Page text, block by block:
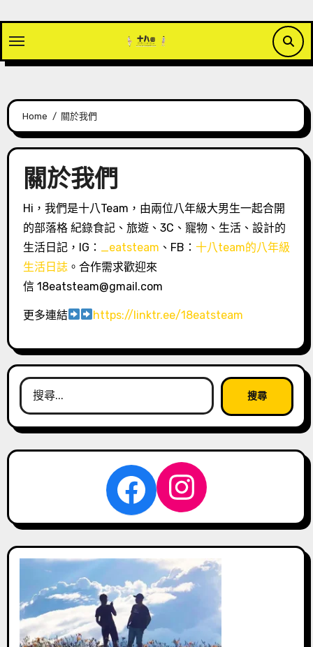
content
Home 關於我們
關於我們
Hi，我們是十八Team，由兩位八年級大男生一起合開
的部落格 紀錄食記、旅遊、3C、寵物、生活、設計的
生活日記，IG：
_eatsteam 、FB： 十八team的八年級
生活日誌。合作需求歡迎來
信 18eatsteam@gmail.com
更多連結 https://linktr.ee/18eatsteam
搜
尋
關
Facebook